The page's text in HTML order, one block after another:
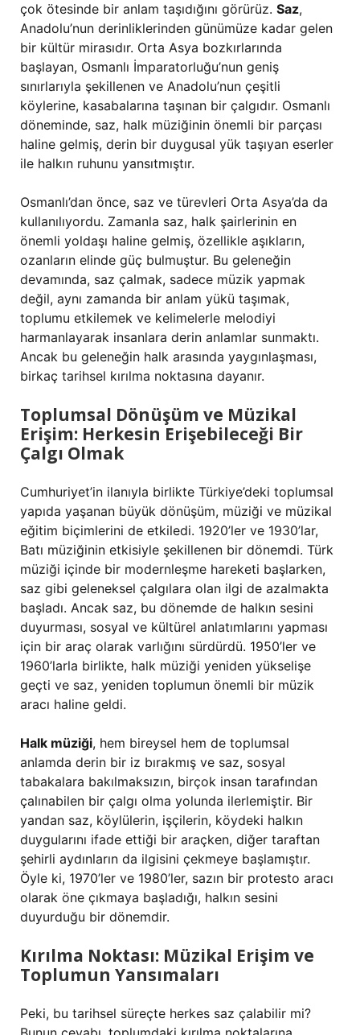
çok ötesinde bir anlam taşıdığını görürüz. Saz,
Anadolu’nun derinliklerinden günümüze kadar gelen
bir kültür mirasıdır. Orta Asya bozkırlarında
başlayan, Osmanlı İmparatorluğu’nun geniş
sınırlarıyla şekillenen ve Anadolu’nun çeşitli
köylerine, kasabalarına taşınan bir çalgıdır. Osmanlı
döneminde, saz, halk müziğinin önemli bir parçası
haline gelmiş, derin bir duygusal yük taşıyan eserler
ile halkın ruhunu yansıtmıştır.
Osmanlı’dan önce, saz ve türevleri Orta Asya’da da
kullanılıyordu. Zamanla saz, halk şairlerinin en
önemli yoldaşı haline gelmiş, özellikle aşıkların,
ozanların elinde güç bulmuştur. Bu geleneğin
devamında, saz çalmak, sadece müzik yapmak
değil, aynı zamanda bir anlam yükü taşımak,
toplumu etkilemek ve kelimelerle melodiyi
harmanlayarak insanlara derin anlamlar sunmaktı.
Ancak bu geleneğin halk arasında yaygınlaşması,
birkaç tarihsel kırılma noktasına dayanır.
Toplumsal Dönüşüm ve Müzikal
Erişim: Herkesin Erişebileceği Bir
Çalgı Olmak
Cumhuriyet’in ilanıyla birlikte Türkiye’deki toplumsal
yapıda yaşanan büyük dönüşüm, müziği ve müzikal
eğitim biçimlerini de etkiledi. 1920’ler ve 1930’lar,
Batı müziğinin etkisiyle şekillenen bir dönemdi. Türk
müziği içinde bir modernleşme hareketi başlarken,
saz gibi geleneksel çalgılara olan ilgi de azalmakta
başladı. Ancak saz, bu dönemde de halkın sesini
duyurması, sosyal ve kültürel anlatımlarını yapması
için bir araç olarak varlığını sürdürdü. 1950’ler ve
1960’larla birlikte, halk müziği yeniden yükselişe
geçti ve saz, yeniden toplumun önemli bir müzik
aracı haline geldi.
Halk müziği, hem bireysel hem de toplumsal
anlamda derin bir iz bırakmış ve saz, sosyal
tabakalara bakılmaksızın, birçok insan tarafından
çalınabilen bir çalgı olma yolunda ilerlemiştir. Bir
yandan saz, köylülerin, işçilerin, köydeki halkın
duygularını ifade ettiği bir araçken, diğer taraftan
şehirli aydınların da ilgisini çekmeye başlamıştır.
Öyle ki, 1970’ler ve 1980’ler, sazın bir protesto aracı
olarak öne çıkmaya başladığı, halkın sesini
duyurduğu bir dönemdir.
Kırılma Noktası: Müzikal Erişim ve
Toplumun Yansımaları
Peki, bu tarihsel süreçte herkes saz çalabilir mi?